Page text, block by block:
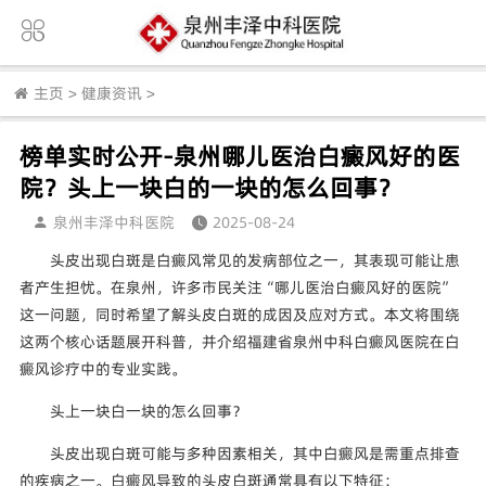
主页 > 健康资讯 >
榜单实时公开-泉州哪儿医治白癜风好的医
院？头上一块白的一块的怎么回事？
泉州丰泽中科医院
2025-08-24
头皮出现白斑是白癜风常见的发病部位之一，其表现可能让患
者产生担忧。在泉州，许多市民关注“哪儿医治白癜风好的医院”
这一问题，同时希望了解头皮白斑的成因及应对方式。本文将围绕
这两个核心话题展开科普，并介绍福建省泉州中科白癜风医院在白
癜风诊疗中的专业实践。
头上一块白一块的怎么回事？
头皮出现白斑可能与多种因素相关，其中白癜风是需重点排查
的疾病之一。白癜风导致的头皮白斑通常具有以下特征：